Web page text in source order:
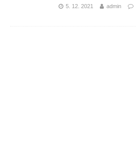
5. 12. 2021 admin